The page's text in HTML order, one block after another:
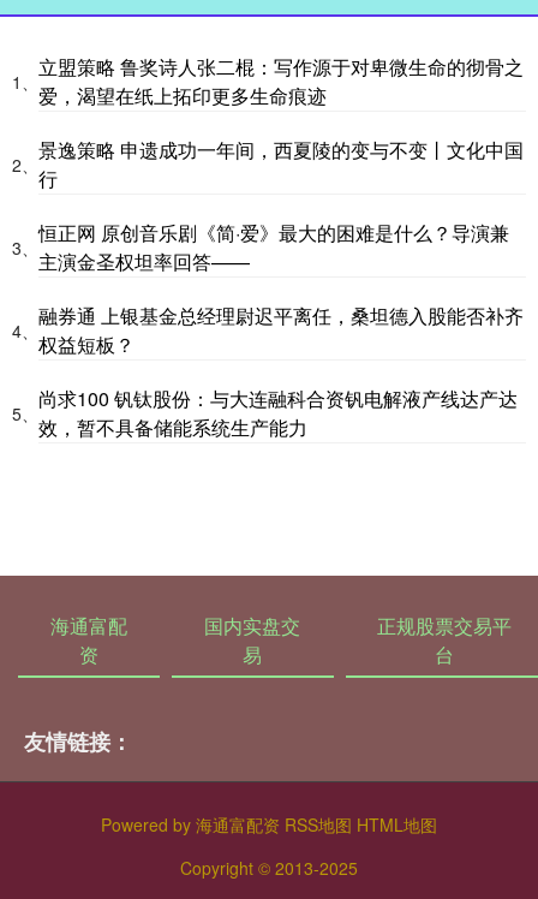
1、
立盟策略 鲁奖诗人张二棍：写作源于对卑微生命的彻骨之
爱，渴望在纸上拓印更多生命痕迹
2、
景逸策略 申遗成功一年间，西夏陵的变与不变丨文化中国
行
3、
恒正网 原创音乐剧《简·爱》最大的困难是什么？导演兼
主演金圣权坦率回答——
4、
融券通 上银基金总经理尉迟平离任，桑坦德入股能否补齐
权益短板？
5、
尚求100 钒钛股份：与大连融科合资钒电解液产线达产达
效，暂不具备储能系统生产能力
海通富配
资
国内实盘交
易
正规股票交易平
台
友情链接：
Powered by 海通富配资 RSS地图 HTML地图
Copyright © 2013-2025